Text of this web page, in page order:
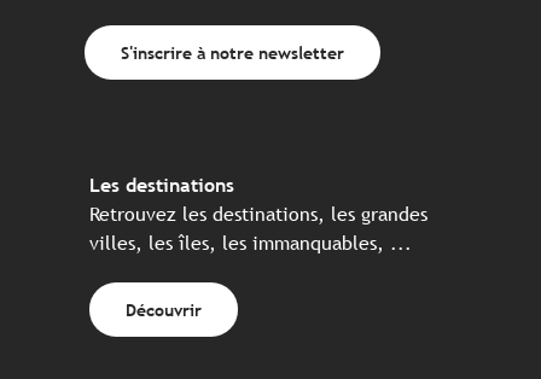
S'inscrire à notre newsletter
Les destinations
Retrouvez les destinations, les grandes
villes, les îles, les immanquables, ...
Découvrir